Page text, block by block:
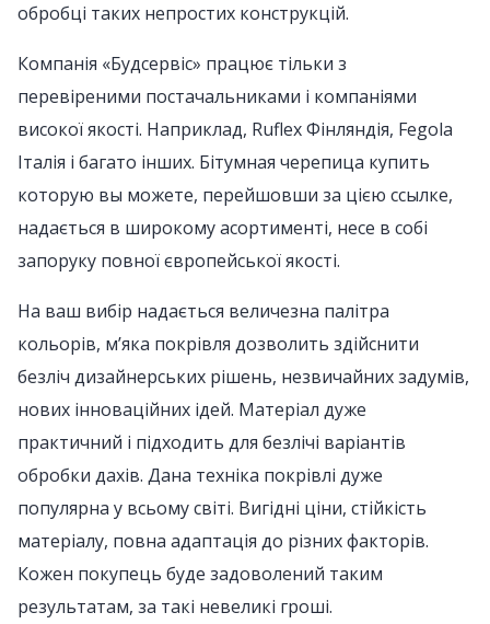
обробці таких непростих конструкцій.
Компанія «Будсервіс» працює тільки з
перевіреними постачальниками і компаніями
високої якості. Наприклад, Ruflex Фінляндія, Fegola
Італія і багато інших. Бітумная черепица купить
которую вы можете, перейшовши за цією ссылке,
надається в широкому асортименті, несе в собі
запоруку повної європейської якості.
На ваш вибір надається величезна палітра
кольорів, м’яка покрівля дозволить здійснити
безліч дизайнерських рішень, незвичайних задумів,
нових інноваційних ідей. Матеріал дуже
практичний і підходить для безлічі варіантів
обробки дахів. Дана техніка покрівлі дуже
популярна у всьому світі. Вигідні ціни, стійкість
матеріалу, повна адаптація до різних факторів.
Кожен покупець буде задоволений таким
результатам, за такі невеликі гроші.